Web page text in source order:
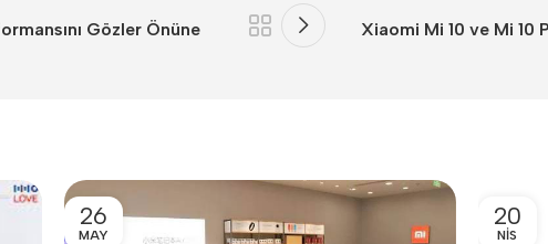
Gözler Önüne
Xiaomi Mi 10 ve Mi 10
26
MAY
20
NIS